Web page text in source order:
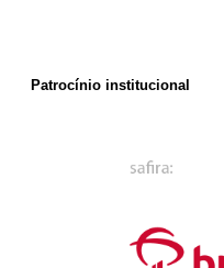
Patrocínio institucional